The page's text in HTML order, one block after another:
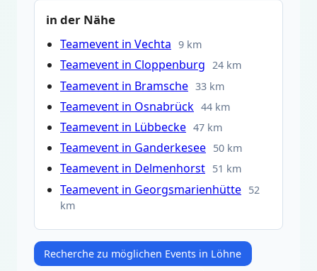
in der Nähe
Teamevent in Vechta 9 km
Teamevent in Cloppenburg 24 km
Teamevent in Bramsche 33 km
Teamevent in Osnabrück 44 km
Teamevent in Lübbecke 47 km
Teamevent in Ganderkesee 50 km
Teamevent in Delmenhorst 51 km
Teamevent in Georgsmarienhütte 52
km
Recherche zu möglichen Events in Löhne